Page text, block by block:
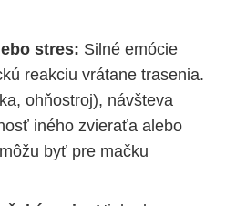
stres: Silné emócie
reakciu vrátane trasenia.
ohňostroj), návšteva
iného zvieraťa alebo
byť pre mačku